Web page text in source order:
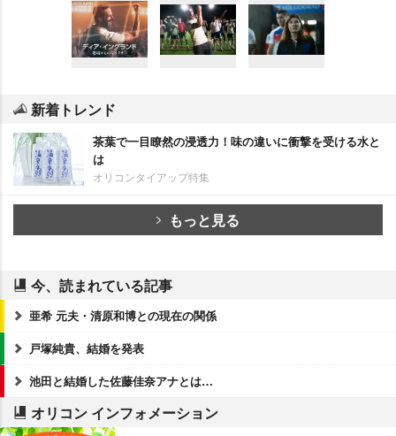
新着トレンド
茶葉で一目瞭然の浸透力！味の違いに衝撃を受ける水と
は
オリコンタイアップ特集
もっと見る
今、読まれている記事
亜希 元夫・清原和博との現在の関係
戸塚純貴、結婚を発表
池田と結婚した佐藤佳奈アナとは…
オリコン インフォメーション